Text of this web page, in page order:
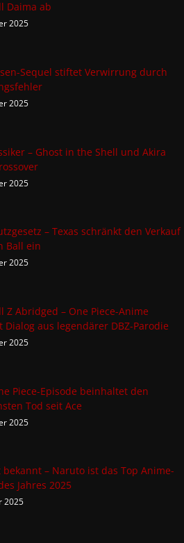
Daima ab
2025
Sequel stiftet Verwirrung durch
2025
– Ghost in the Shell und Akira
2025
– Texas schränkt den Verkauf
Ball ein
2025
Z Abridged – One Piece-Anime
aus legendärer DBZ-Parodie
2025
Piece-Episode beinhaltet den
Tod seit Ace
2025
– Naruto ist das Top Anime-
Jahres 2025
2025